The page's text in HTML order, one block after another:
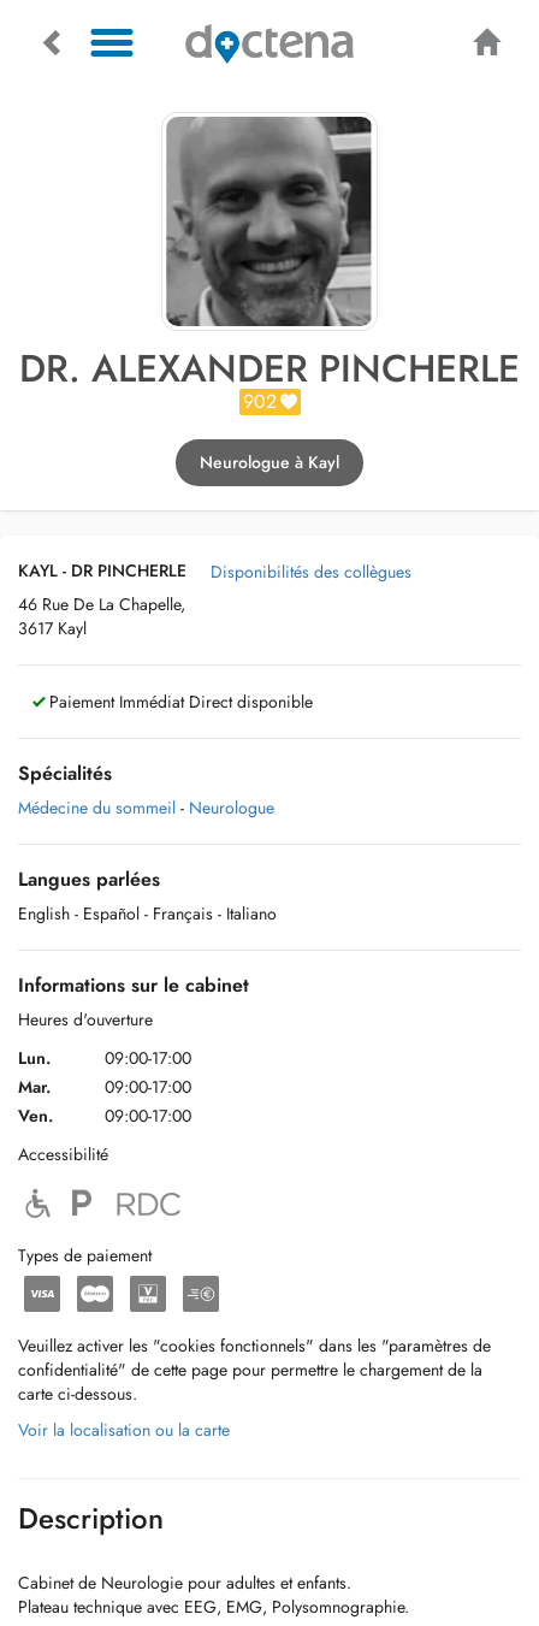
DR. ALEXANDER PINCHERLE
902
Neurologue à Kayl
KAYL - DR PINCHERLE
46 Rue De La Chapelle,
3617 Kayl
Disponibilités des collègues
Paiement Immédiat Direct disponible
Spécialités
Médecine du sommeil - Neurologue
Langues parlées
English - Español - Français - Italiano
Informations sur le cabinet
Heures d'ouverture
Lun.
09:00-17:00
Mar.
09:00-17:00
Ven.
09:00-17:00
Accessibilité
Types de paiement
Veuillez activer les "cookies fonctionnels" dans les "paramètres de
confidentialité" de cette page pour permettre le chargement de la
carte ci-dessous.
Voir la localisation ou la carte
Description
Cabinet de Neurologie pour adultes et enfants.
Plateau technique avec EEG, EMG, Polysomnographie.